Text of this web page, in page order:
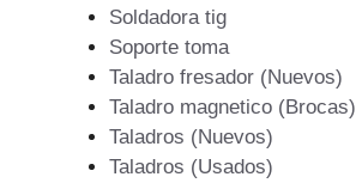
Soldadora tig
Soporte toma
Taladro fresador (Nuevos)
Taladro magnetico (Brocas)
Taladros (Nuevos)
Taladros (Usados)